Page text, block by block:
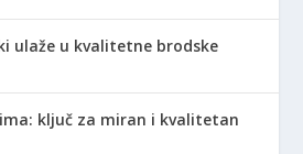
ulaže u kvalitetne brodske
ključ za miran i kvalitetan